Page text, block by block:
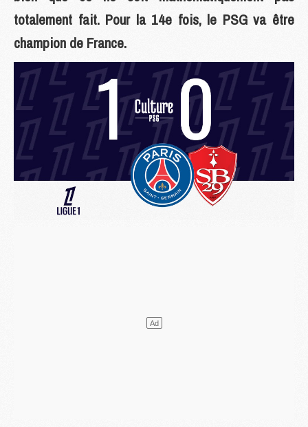
totalement fait. Pour la 14e fois, le PSG va être
champion de France.